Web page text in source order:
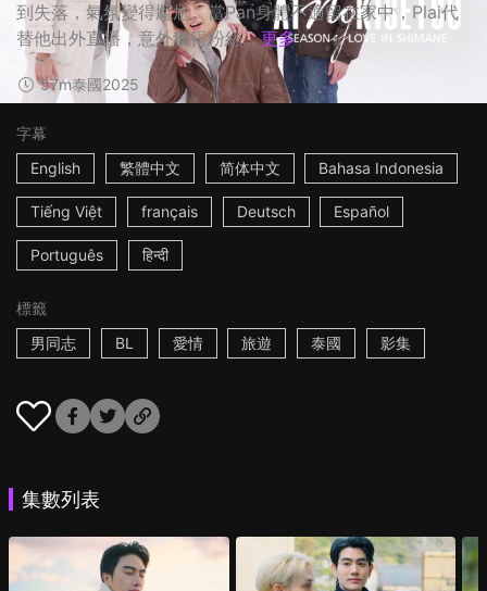
到失落，氣氛變得尷尬。當Pan身體不適留在家中，Plai代
替他出外直播，意外獲得粉絲... 更多
57m泰國2025
字幕
English
繁體中文 简体中文 Bahasa Indonesia
Tiếng Việt français Deutsch Español
Português हिन्दी
標籤
男同志
BL 愛情 旅遊 泰國 影集
集數列表